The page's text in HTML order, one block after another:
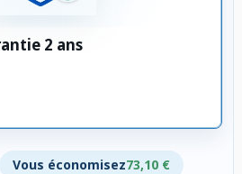
2 ans
Vous économisez73,10 €